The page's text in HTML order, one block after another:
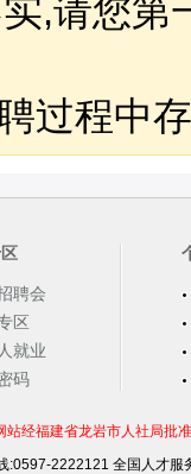
,请您第
过程中
聘会
区
就业
码
站经福建省龙岩市人社局批
:0597-2222121 全国人才